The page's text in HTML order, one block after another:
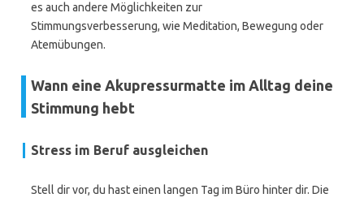
es auch andere Möglichkeiten zur
Stimmungsverbesserung, wie Meditation, Bewegung oder
Atemübungen.
Wann eine Akupressurmatte im Alltag deine
Stimmung hebt
Stress im Beruf ausgleichen
Stell dir vor, du hast einen langen Tag im Büro hinter dir. Die